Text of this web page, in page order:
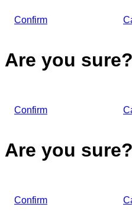
Confirm
Are you sure?
Confirm
Are you sure?
Confirm